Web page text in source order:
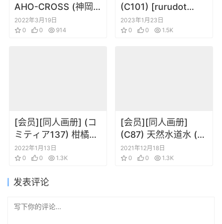
AHO-CROSS (神岡
ちろる) UCHINICO
WO MITEMITE (オリ
2022年3月19日
0
0 914
(C101) [rurudot
(rurudo)]SUGAR
HIGH (オリジナル)
2023年1月23日
0
0 1.5K
[会员][同人画册] (コ
ミティア137) 柑橘少
女(なきょ) 茶夏Tea
Summer
2022年1月13日
0
0 1.3K
[会员][同人画册]
(C87) 天然水道水 (パ
セリ)
TennenSuidousui 7
2021年12月18日
0
0 1.3K
发表评论